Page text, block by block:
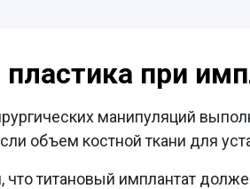
пластика при
манипуляций
объем костной ткани для
что титановый имплантат